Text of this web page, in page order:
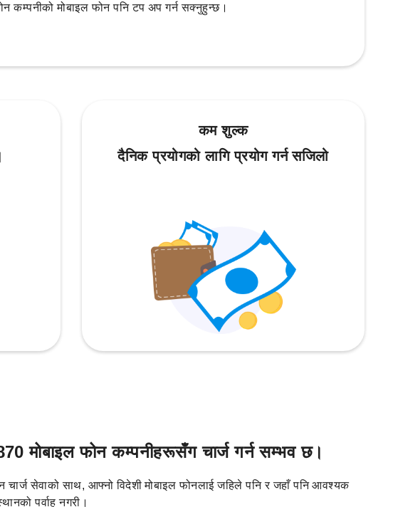
कम्पनीको मोबाइल फोन पनि टप अप गर्न सक्नुहुन्छ।
कम शुल्क
दैनिक प्रयोगको लागि प्रयोग गर्न सजिलो
मोबाइल फोन कम्पनीहरूसँग चार्ज गर्न सम्भव छ।
चार्ज सेवाको साथ, आफ्नो विदेशी मोबाइल फोनलाई जहिले पनि र जहाँ पनि आवश्यक
पर्वाह नगरी।